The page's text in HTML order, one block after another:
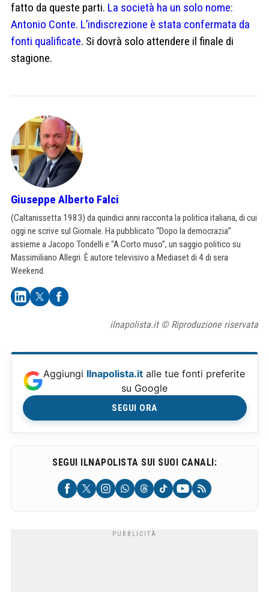
fatto da queste parti. La società ha un solo nome:
Antonio Conte. L’indiscrezione è stata confermata da
fonti qualificate. Si dovrà solo attendere il finale di
stagione.
Giuseppe Alberto Falci
(Caltanissetta 1983) da quindici anni racconta la politica italiana, di cui
oggi ne scrive sul Giornale. Ha pubblicato “Dopo la democrazia”
assieme a Jacopo Tondelli e “A Corto muso”, un saggio politico su
Massimiliano Allegri. È autore televisivo a Mediaset di 4 di sera
Weekend.
ilnapolista.it © Riproduzione riservata
Aggiungi Ilnapolista.it alle tue fonti preferite
su Google
SEGUI ORA
SEGUI ILNAPOLISTA SUI SUOI CANALI: